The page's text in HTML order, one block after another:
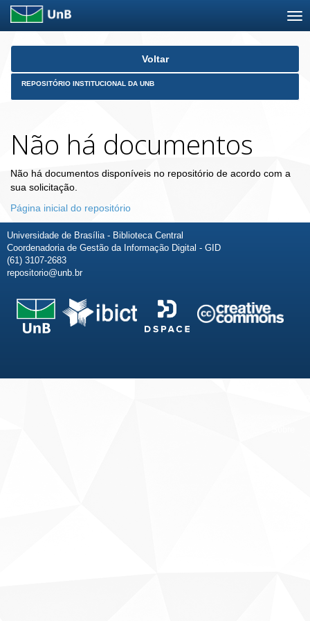
Skip
Voltar
REPOSITÓRIO INSTITUCIONAL DA UNB
Não há documentos
Não há documentos disponíveis no repositório de acordo com a
sua solicitação.
Página inicial do repositório
Universidade de Brasília - Biblioteca Central
Coordenadoria de Gestão da Informação Digital - GID
(61) 3107-2683
repositorio@unb.br